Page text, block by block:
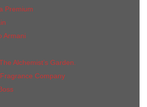
Premium
Armani
Alchemist’s Garden.
Company